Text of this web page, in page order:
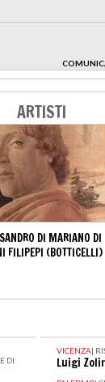
>
ARTISTI
DI MARIANO DI
FILIPEPI (BOTTICELLI)
DI
VICENZA|
Luigi